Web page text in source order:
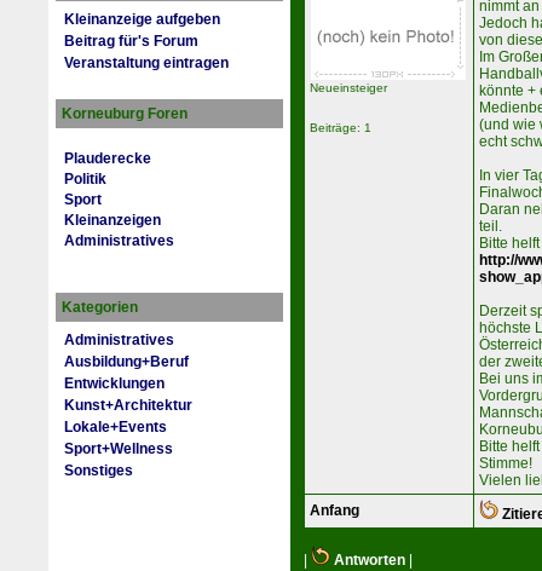
Kleinanzeige aufgeben
Beitrag für's Forum
Veranstaltung eintragen
Korneuburg Foren
Plauderecke
Politik
Sport
Kleinanzeigen
Administratives
Kategorien
Administratives
Ausbildung+Beruf
Entwicklungen
Kunst+Architektur
Lokale+Events
Sport+Wellness
Sonstiges
Neueinsteiger
Beiträge: 1
nimmt
Jedoch
von
Im
könnte +
(und wie
echt
In vier
Daran
teil.
Bitte
http://
Derzeit
höchste
der
Bei uns
Bitte
Stimme!
Vielen
Anfang
Antworten